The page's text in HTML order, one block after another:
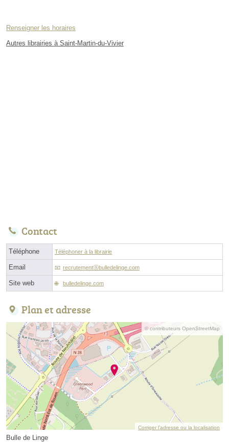
Renseigner les horaires
Autres librairies à Saint-Martin-du-Vivier
Contact
Téléphone Téléphoner à la librairie
Email recrutementⓐbulledelinge.com
Site web bulledelinge.com
Plan et adresse
© contributeurs OpenStreetMap
Corriger l’adresse ou la localisation
Bulle de Linge